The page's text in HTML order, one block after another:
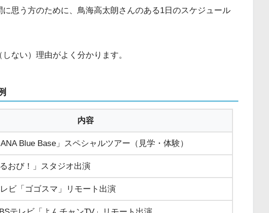
に思う方のために、鳥海高太朗さんのある1日のスケジュール
ない）理由がよく分かります。
内容
Blue Base」スペシャルツアー（見学・体験）
おび！」スタジオ出演
ビ「ゴゴスマ」リモート出演